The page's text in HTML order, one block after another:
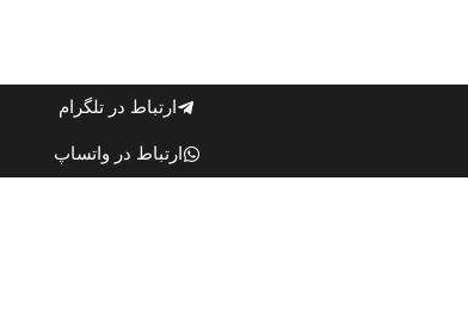
ارتباط در تلگرام
ارتباط در واتساپ